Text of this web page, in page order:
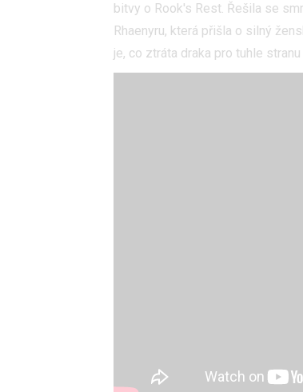
bitvy o Rook's Rest. Řešila se
Rhaenyru, která přišla o silný
je, co ztráta draka pro tuhle